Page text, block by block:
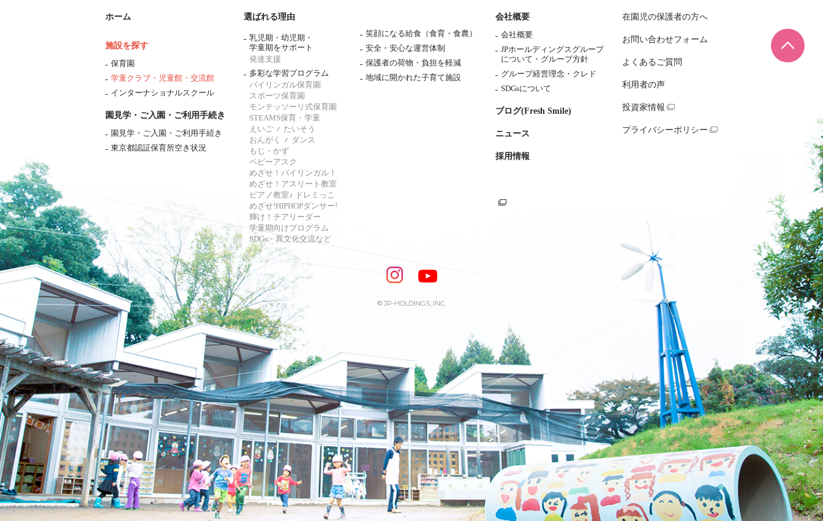
ページ
ホーム
施設を探す
保育園
学童クラブ・児童館・交流館
インターナショナルスクール
園見学・ご入園・ご利用手続き
園見学・ご入園・ご利用手続き
東京都認証保育所空き状況
選ばれる理由
乳児期・幼児期・
学童期をサポート
発達支援
多彩な学習プログラム
バイリンガル保育園
スポーツ保育園
モンテッソーリ式保育園
STEAMS保育・学童
えいご
たいそう
おんがく
ダンス
もじ・かず
ベビーアスク
めざせ！バイリンガル！
めざせ！アスリート教室
ピアノ教室♪ ドレミっこ
めざせ!HIPHOPダンサー!
輝け！チアリーダー
学童期向けプログラム
SDGs・異文化交流など
笑顔になる給食（食育・食農）
安全・安心な運営体制
保護者の荷物・負担を軽減
地域に開かれた子育て施設
会社概要
会社概要
JPホールディングスグループ
について・ グループ方針
グループ経営理念・クレド
SDGsについて
ブログ(Fresh Smile)
ニュース
採用情報
在園児の保護者の方へ
お問い合わせフォーム
よくあるご質問
利用者の声
投資家情報
プライバシーポリシー
© JP-HOLDINGS, INC.